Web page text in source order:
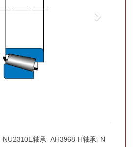
NU2310E轴承 AH3968-H轴承 N